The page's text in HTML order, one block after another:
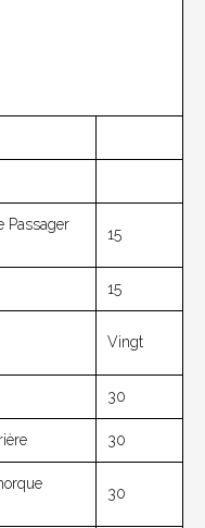
Passager
15
15
Vingt
30
30
30